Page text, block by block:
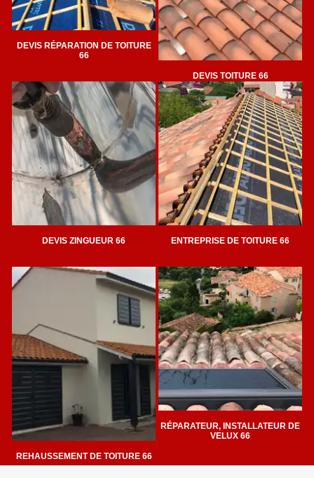
DEVIS RÉPARATION DE TOITURE
66
DEVIS TOITURE 66
DEVIS ZINGUEUR 66 ENTREPRISE DE TOITURE 66
REHAUSSEMENT DE TOITURE 66
RÉPARATEUR, INSTALLATEUR DE
VELUX 66